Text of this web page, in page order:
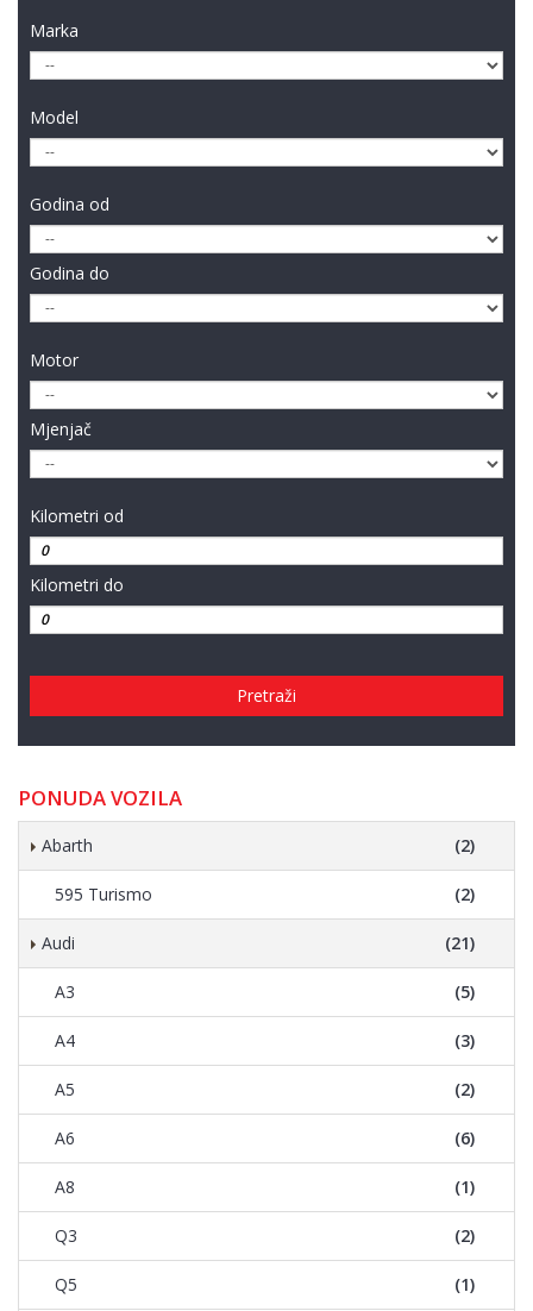
Marka
Model
Godina od
Godina do
Motor
Mjenjač
Kilometri od
Kilometri do
Pretraži
PONUDA VOZILA
Abarth (2)
595 Turismo (2)
Audi (21)
A3 (5)
A4 (3)
A5 (2)
A6 (6)
A8 (1)
Q3 (2)
Q5 (1)